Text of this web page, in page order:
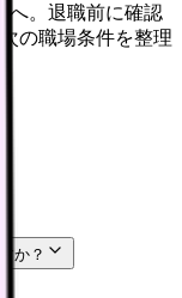
へ。退職前に確認
の職場条件を整理
か？